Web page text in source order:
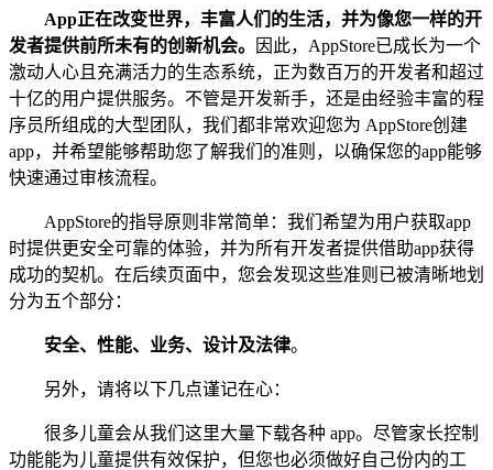
App正在改变世界，丰富人们的生活，并为像您一样的开
发者提供前所未有的创新机会。
因此，AppStore已成长为一个
激动人心且充满活力的生态系统，正为数百万的开发者和超过
十亿的用户提供服务。不管是开发新手，还是由经验丰富的程
序员所组成的大型团队，我们都非常欢迎您为 AppStore创建
app，并希望能够帮助您了解我们的准则，以确保您的app能够
快速通过审核流程。
AppStore的指导原则非常简单：我们希望为用户获取app
时提供更安全可靠的体验，并为所有开发者提供借助app获得
成功的契机。在后续页面中，您会发现这些准则已被清晰地划
分为五个部分：
安全、性能、业务、设计及法律。
另外，请将以下几点谨记在心：
很多儿童会从我们这里大量下载各种 app。尽管家长控制
功能能为儿童提供有效保护，但您也必须做好自己份内的工